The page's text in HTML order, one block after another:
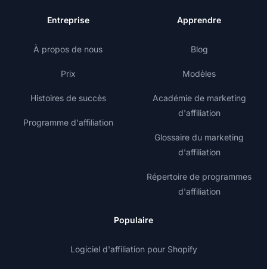
Entreprise
À propos de nous
Prix
Histoires de succès
Programme d'affiliation
Apprendre
Blog
Modèles
Académie de marketing
d'affiliation
Glossaire du marketing
d'affiliation
Répertoire de programmes
d'affiliation
Populaire
Logiciel d'affiliation pour Shopify